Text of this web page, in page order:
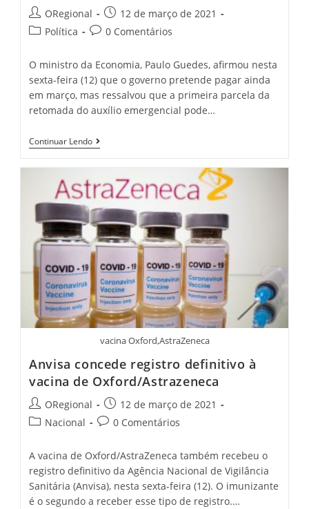
Post
author:
ORegional
Post
published:
12 de março de 2021
PostPolítica
Post0 Comentários
O ministro da Economia, Paulo Guedes, afirmou nesta
sexta-feira (12) que o governo pretende pagar ainda
em março, mas ressalvou que a primeira parcela da
retomada do auxílio emergencial pode…
Continuar LendoGuedes
Diz
Ainda
Em
Março,
Mas
Novo
Auxílio
Emergencial
Pode
Ficar
Para
Abril
vacina Oxford,AstraZeneca
Anvisa concede registro definitivo à
vacina de Oxford/Astrazeneca
Post
author:
ORegional
Post
published:
12 de março de 2021
PostNacional
Post0 Comentários
A vacina de Oxford/AstraZeneca também recebeu o
registro definitivo da Agência Nacional de Vigilância
Sanitária (Anvisa), nesta sexta-feira (12). O imunizante
é o segundo a receber esse tipo de registro.…